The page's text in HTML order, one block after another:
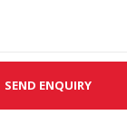
SEND ENQUIRY